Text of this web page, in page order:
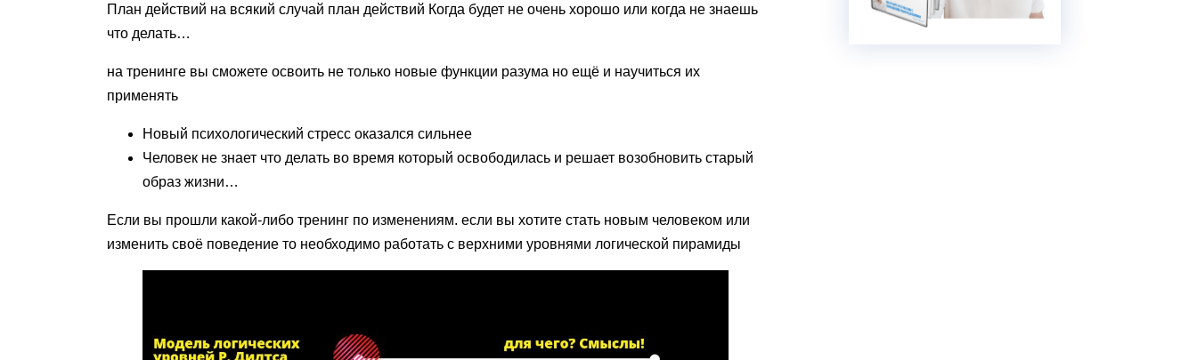
План действий на всякий случай план действий Когда будет не очень хорошо или когда не знаешь
что делать…
на тренинге вы сможете освоить не только новые функции разума но ещё и научиться их
применять
Новый психологический стресс оказался сильнее
Человек не знает что делать во время который освободилась и решает возобновить старый
образ жизни…
Если вы прошли какой-либо тренинг по изменениям. если вы хотите стать новым человеком или
изменить своё поведение то необходимо работать с верхними уровнями логической пирамиды